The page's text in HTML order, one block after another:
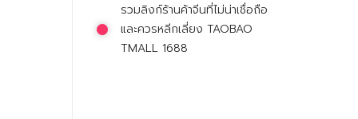
รวมลิงก์ร้านค้าจีนที่ไม่น่าเชื่อถือ
และควรหลีกเลี่ยง TAOBAO
TMALL 1688